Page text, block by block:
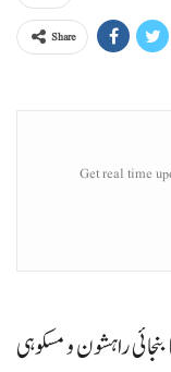
Share
Get real time
راہشون و مسکوہی